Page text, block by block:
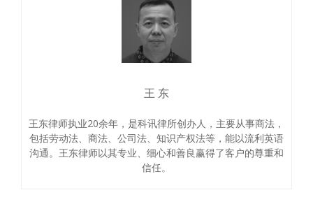
王 东
王东律师执业20余年，是科讯律所创办人，主要从事商法，
包括劳动法、商法、公司法、知识产权法等，能以流利英语
沟通。王东律师以其专业、细心和善良赢得了客户的尊重和
信任。